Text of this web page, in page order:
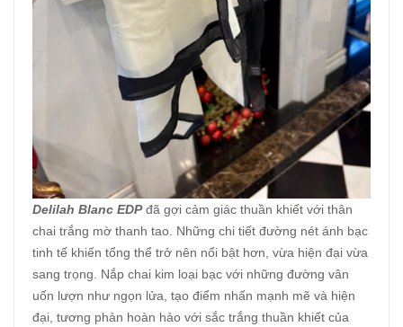
Delilah Blanc EDPđã gợi cảm giác thuần khiết với thân
chai trắng mờ thanh tao. Những chi tiết đường nét ánh bạc
tinh tế khiến tổng thể trở nên nổi bật hơn, vừa hiện đại vừa
sang trọng. Nắp chai kim loại bạc với những đường vân
uốn lượn như ngọn lửa, tạo điểm nhấn mạnh mẽ và hiện
đại, tương phản hoàn hảo với sắc trắng thuần khiết của